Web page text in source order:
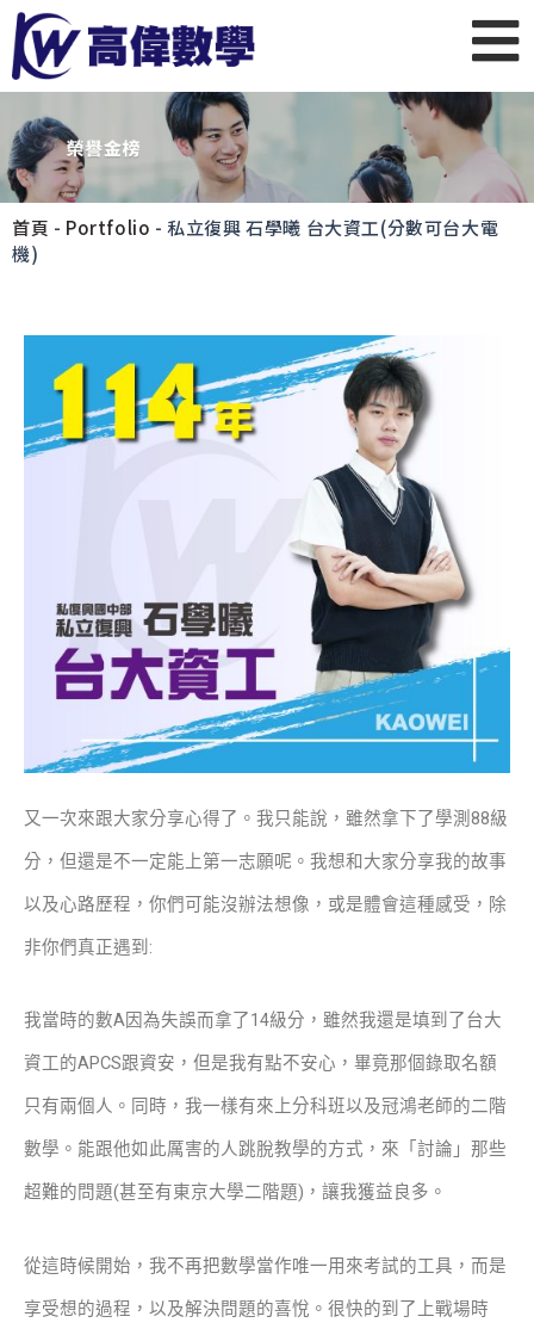
首頁 - Portfolio -私立復興 石學曦 台大資工(分數可台大電
機)
又一次來跟大家分享心得了。我只能說，雖然拿下了學測88級
分，但還是不一定能上第一志願呢。我想和大家分享我的故事
以及心路歷程，你們可能沒辦法想像，或是體會這種感受，除
非你們真正遇到:
我當時的數A因為失誤而拿了14級分，雖然我還是填到了台大
資工的APCS跟資安，但是我有點不安心，畢竟那個錄取名額
只有兩個人。同時，我一樣有來上分科班以及冠鴻老師的二階
數學。能跟他如此厲害的人跳脫教學的方式，來「討論」那些
超難的問題(甚至有東京大學二階題)，讓我獲益良多。
從這時候開始，我不再把數學當作唯一用來考試的工具，而是
享受想的過程，以及解決問題的喜悅。很快的到了上戰場時